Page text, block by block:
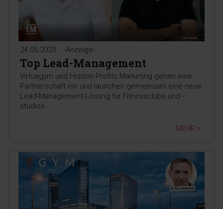
24.05.2023 -Anzeige-
Top Lead-Management
Virtuagym und Hidden Profits Marketing gehen eine
Partnerschaft ein und launchen gemeinsam eine neue
Lead-Management-Lösung für Fitnessclubs und -
studios.
MEHR >